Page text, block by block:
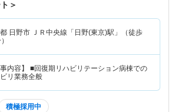
＞
日野市 ＪＲ中央線「日野(東京)駅」（徒歩
事内容】 ■回復期リハビリテーション病棟での
リ業務全般
積極採用中